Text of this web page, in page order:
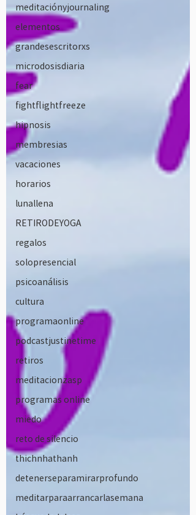
meditaciónyjournaling
elementos
grandesescritorxs
microdosisdiaria
fear
fightflightfreeze
hipnosis
membresias
vacaciones
horarios
lunallena
RETIRODEYOGA
regalos
solopresencial
psicoanálisis
cultura
programaonline
podcastjustinetime
retiros
meditacionzasp
programas online
miedo
reto de silencio
thichnhathanh
detenerseparamirarprofundo
meditarparaarrancarlasemana